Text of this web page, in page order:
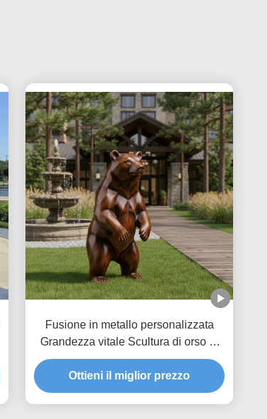
Fusione in metallo personalizzata
Grandezza vitale Scultura di orso di
bronzo Statue di giardino all'aperto
Arte animale realistica per Villa Parco
Arredamento paesaggistico
Ottieni il miglior prezzo